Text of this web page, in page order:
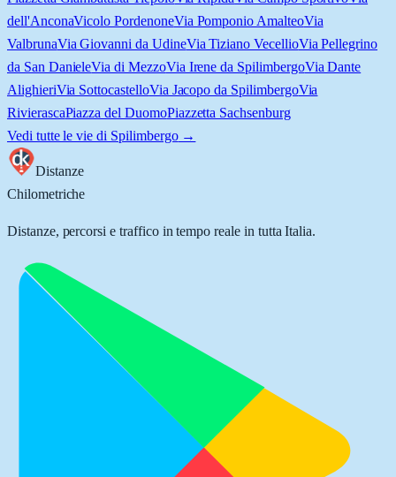
dell'AnconaVicolo PordenoneVia Pomponio AmalteoVia
ValbrunaVia Giovanni da UdineVia Tiziano VecellioVia Pellegrino
da San DanieleVia di MezzoVia Irene da SpilimbergoVia Dante
AlighieriVia SottocastelloVia Jacopo da SpilimbergoVia
RivierascaPiazza del DuomoPiazzetta Sachsenburg
Vedi tutte le vie di Spilimbergo→
Distanze
Chilometriche
Distanze, percorsi e traffico in tempo reale in tutta Italia.